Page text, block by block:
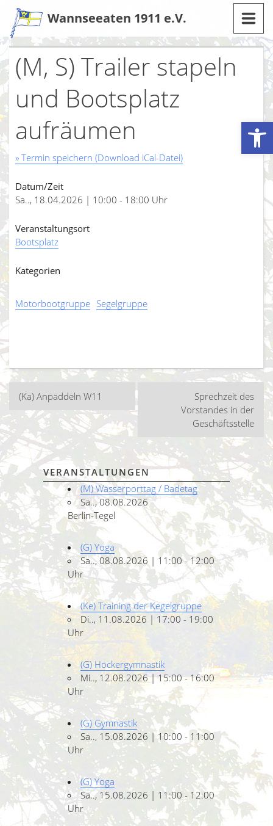
Werkzeugleiste öffnen
Zum
Inhalt
Wannseeaten 1911 e.V.
(M, S) Trailer stapeln
und Bootsplatz
aufräumen
» Termin speichern (Download iCal-Datei)
Datum/Zeit
Sa.., 18.04.2026 | 10:00 - 18:00 Uhr
Veranstaltungsort
Bootsplatz
Kategorien
Motorbootgruppe Segelgruppe
Beitragsnavigation
(Ka) Anpaddeln W11
Sprechzeit des
Vorstandes in der
Geschäftsstelle
VERANSTALTUNGEN
(M) Wasserporttag / Badetag
Sa.., 08.08.2026
Berlin-Tegel
(G) Yoga
Sa.., 08.08.2026 | 11:00 - 12:00
Uhr
(Ke) Training der Kegelgruppe
Di.., 11.08.2026 | 17:00 - 19:00
Uhr
(G) Hockergymnastik
Mi.., 12.08.2026 | 15:00 - 16:00
Uhr
(G) Gymnastik
Sa.., 15.08.2026 | 10:00 - 11:00
Uhr
(G) Yoga
Sa.., 15.08.2026 | 11:00 - 12:00
Uhr